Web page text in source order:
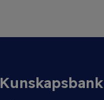
Kunskapsbank